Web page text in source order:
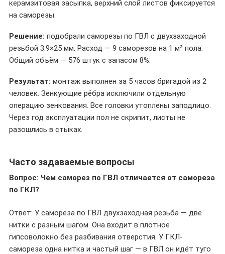
керамзитовая засыпка, верхний слой листов фиксируется
на саморезы.
Решение: подобрали саморезы по ГВЛ с двухзаходной
резьбой 3.9×25 мм. Расход — 9 саморезов на 1 м² пола.
Общий объём — 576 штук с запасом 8%.
Результат: монтаж выполнен за 5 часов бригадой из 2
человек. Зенкующие рёбра исключили отдельную
операцию зенкования. Все головки утоплены заподлицо.
Через год эксплуатации пол не скрипит, листы не
разошлись в стыках.
Часто задаваемые вопросы
Вопрос: Чем саморез по ГВЛ отличается от самореза
по ГКЛ?
Ответ: У самореза по ГВЛ двухзаходная резьба — две
нитки с разным шагом. Она входит в плотное
гипсоволокно без разбивания отверстия. У ГКЛ-
самореза одна нитка и частый шаг — в ГВЛ он идёт туго